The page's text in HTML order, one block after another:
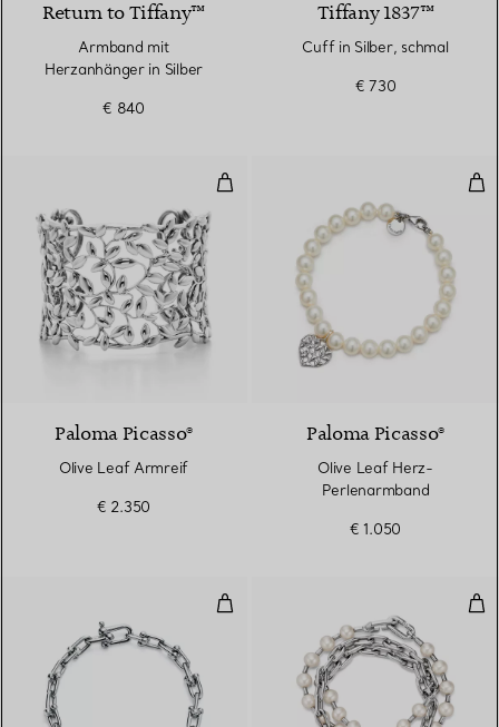
Return to Tiffany™
Armband mit
Herzanhänger in Silber
€ 840
Tiffany 1837™
Cuff in Silber, schmal
€ 730
Olive Leaf Armreif
Paloma Picasso®
Olive Leaf Armreif
€ 2.350
Paloma Picasso®
Olive Leaf Herz-
Perlenarmband
€ 1.050
Kleines Gliederarmband in